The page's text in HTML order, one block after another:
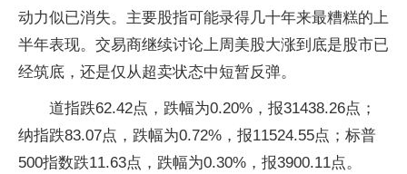
动力似已消失。主要股指可能录得几十年来最糟糕的上
半年表现。交易商继续讨论上周美股大涨到底是股市已
经筑底，还是仅从超卖状态中短暂反弹。
道指跌62.42点，跌幅为0.20%，报31438.26点；
纳指跌83.07点，跌幅为0.72%，报11524.55点；标普
500指数跌11.63点，跌幅为0.30%，报3900.11点。